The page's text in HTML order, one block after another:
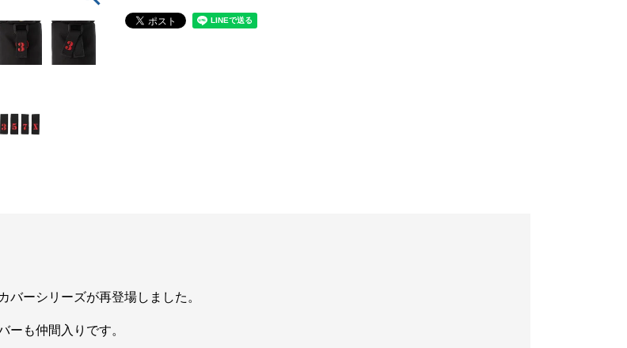
バーシリーズが再登場しました。
ーも仲間入りです。